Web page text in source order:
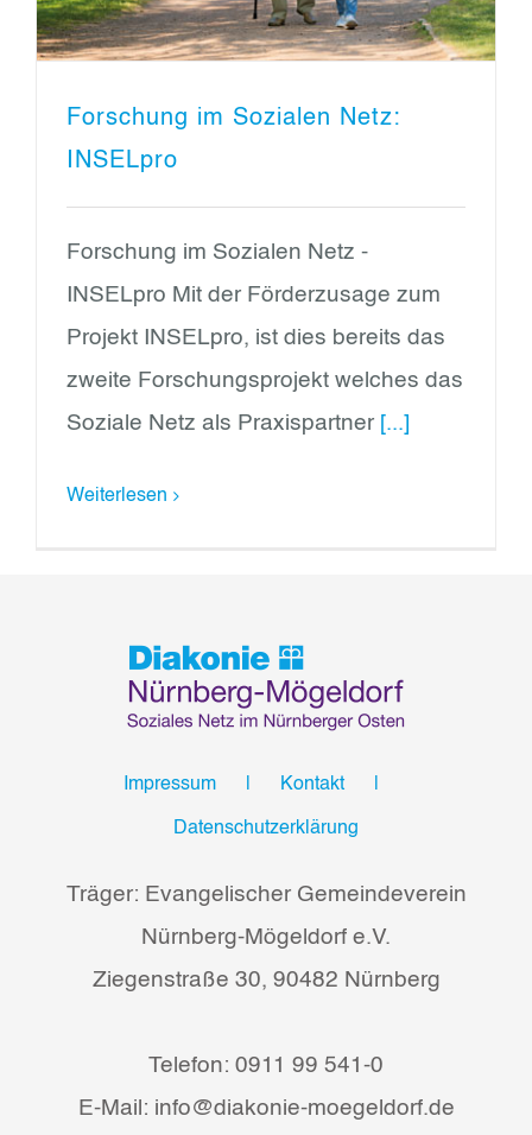
Forschung im Sozialen Netz:
INSELpro
Forschung im Sozialen Netz -
INSELpro Mit der Förderzusage zum
Projekt INSELpro, ist dies bereits das
zweite Forschungsprojekt welches das
Soziale Netz als Praxispartner [...]
Weiterlesen
Impressum Kontakt
Datenschutzerklärung
Träger: Evangelischer Gemeindeverein
Nürnberg-Mögeldorf e.V.
Ziegenstraße 30, 90482 Nürnberg
Telefon: 0911 99 541-0
E-Mail: info@diakonie-moegeldorf.de